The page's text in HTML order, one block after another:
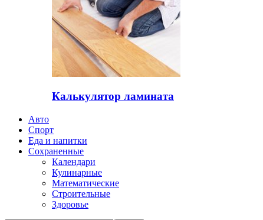
Калькулятор ламината
Авто
Спорт
Еда и напитки
Сохраненные
Календари
Кулинарные
Математические
Строительные
Здоровье